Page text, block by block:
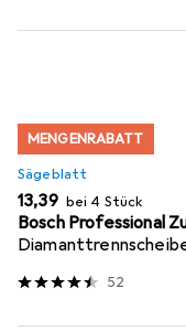
MENGENRABATT
Sägeblatt
EUR
13,39 bei 4 Stück
Bosch Professional
52